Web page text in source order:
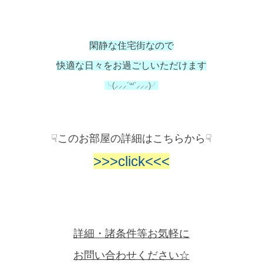
閑静な住宅街なので
快適な日々をお過ごしいただけます
╰(⸝⸝⸝´꒳`⸝⸝⸝)╯
☟このお部屋の詳細はこちらから☟
>>>click<<<
詳細・諸条件等お気軽に
お問い合わせください☆